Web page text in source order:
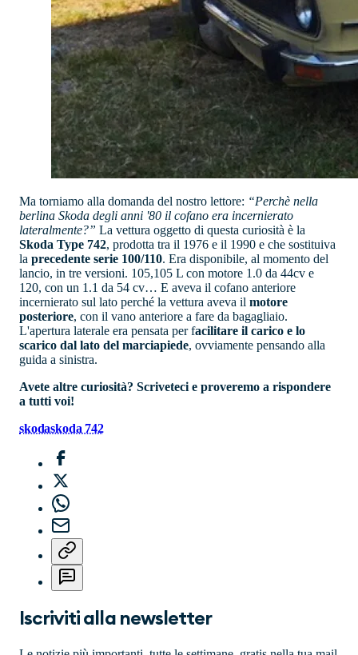
Ma torniamo alla domanda del nostro lettore: “Perchè nella
berlina Skoda degli anni '80 il cofano era incernierato
lateralmente?” La vettura oggetto di questa curiosità è la
Skoda Type 742, prodotta tra il 1976 e il 1990 e che sostituiva
la precedente serie 100/110. Era disponibile, al momento del
lancio, in tre versioni. 105,105 L con motore 1.0 da 44cv e
120, con un 1.1 da 54 cv… E aveva il cofano anteriore
incernierato sul lato perché la vettura aveva il motore
posteriore, con il vano anteriore a fare da bagagliaio.
L'apertura laterale era pensata per facilitare il carico e lo
scarico dal lato del marciapiede, ovviamente pensando alla
guida a sinistra.
Avete altre curiosità? Scriveteci e proveremo a rispondere
a tutti voi!
skodaskoda 742
Iscriviti alla newsletter